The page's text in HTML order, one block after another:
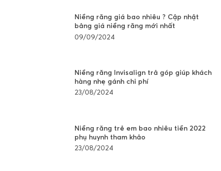
Niềng răng giá bao nhiêu ? Cập nhật
bảng giá niềng răng mới nhất
09/09/2024
Niềng răng Invisalign trả góp giúp khách
hàng nhẹ gánh chi phí
23/08/2024
Niềng răng trẻ em bao nhiêu tiền 2022
phụ huynh tham khảo
23/08/2024